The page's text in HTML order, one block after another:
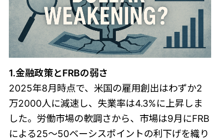
1.金融政策とFRBの弱さ
2025年8月時点で、米国の雇用創出はわずか2
万2000人に減速し、失業率は4.3%に上昇しま
した。労働市場の軟調さから、市場は9月にFRB
による25～50ベーシスポイントの利下げを織り